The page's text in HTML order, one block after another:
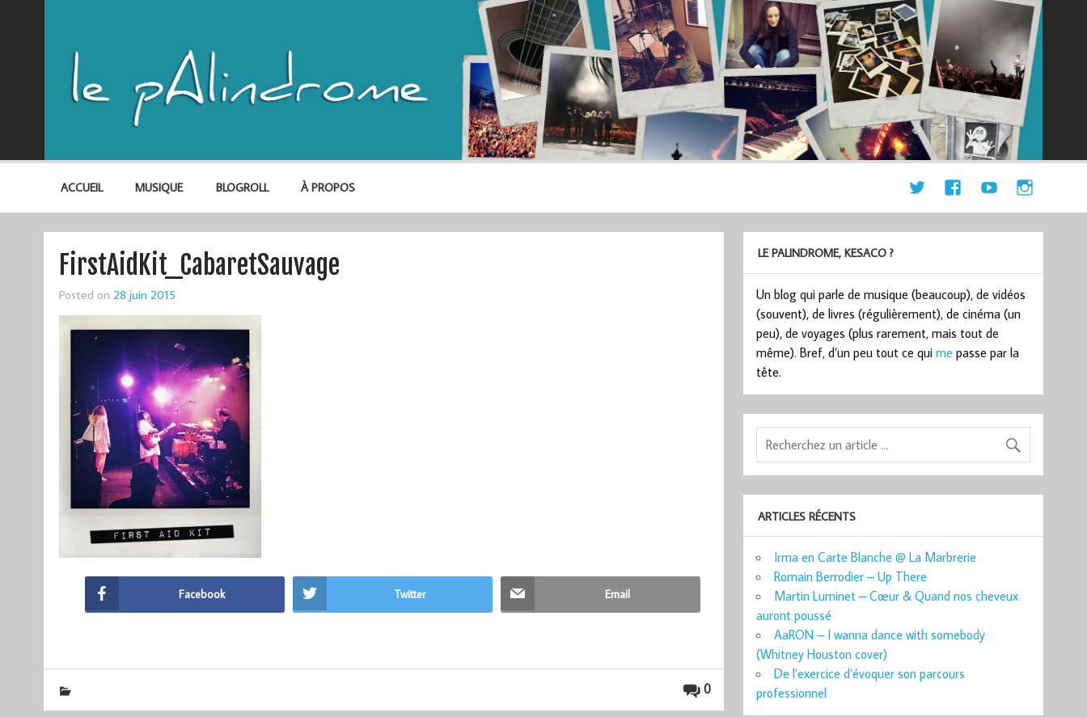
ACCUEIL MUSIQUE BLOGROLL À PROPOS
FirstAidKit_CabaretSauvage
Posted on 28 juin 2015
Facebook Twitter Email
0
LE PALINDROME, KESACO ?
Un blog qui parle de musique (beaucoup), de vidéos
(souvent), de livres (régulièrement), de cinéma (un
peu), de voyages (plus rarement, mais tout de
même). Bref, d’un peu tout ce quime passe par la
tête.
ARTICLES RÉCENTS
Irma en Carte Blanche @ La Marbrerie
Romain Berrodier – Up There
Martin Luminet – Cœur & Quand nos cheveux
auront poussé
AaRON – I wanna dance with somebody
(Whitney Houston cover)
De l’exercice d’évoquer son parcours
professionnel